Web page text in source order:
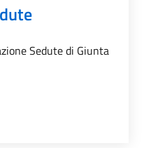
Sedute di Giunta
CONSULTAZIONE SEDUTE